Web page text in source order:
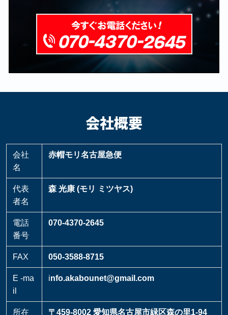
会社概要
会社
名
赤帽モリ名古屋急便
代表
者名
森 光康 (モリ ミツヤス)
電話
番号
070-4370-2645
FAX 050-3588-8715
E -ma
il
info.akabounet@gmail.com
所在 〒459-8002 愛知県名古屋市緑区森の里1-94